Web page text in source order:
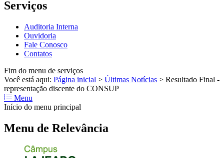
Serviços
Auditoria Interna
Ouvidoria
Fale Conosco
Contatos
Fim do menu de serviços
Você está aqui: Página inicial > Últimas Notícias > Resultado Final -
representação discente do CONSUP
Menu
Início do menu principal
Menu de Relevância